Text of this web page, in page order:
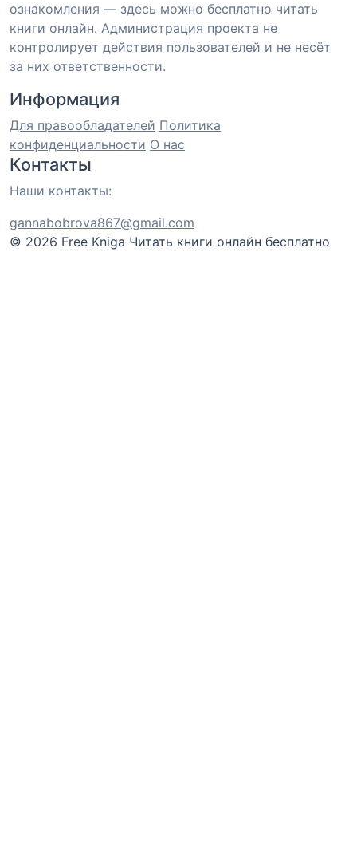
ознакомления — здесь можно бесплатно читать
книги онлайн. Администрация проекта не
контролирует действия пользователей и не несёт
за них ответственности.
Информация
Для правообладателей Политика
конфиденциальности О нас
Контакты
Наши контакты:
gannabobrova867@gmail.com
© 2026 Free Kniga Читать книги онлайн бесплатно